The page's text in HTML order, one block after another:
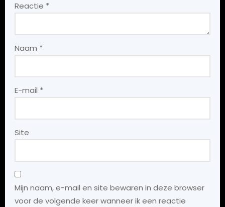
Reactie *
Naam *
E-mail *
Site
Mijn naam, e-mail en site bewaren in deze browser
voor de volgende keer wanneer ik een reactie